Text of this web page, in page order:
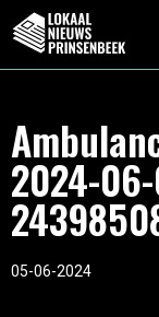
2024-
05-06-2024